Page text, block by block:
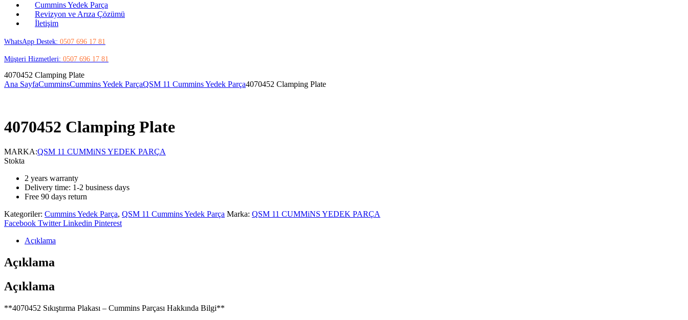
Cummins Yedek Parça
Revizyon ve Arıza Çözümü
İletişim
WhatsApp Destek: 0507 696 17 81
Müşteri Hizmetleri: 0507 696 17 81
4070452 Clamping Plate
Ana SayfaCumminsCummins Yedek ParçaQSM 11 Cummins Yedek Parça4070452 Clamping Plate
4070452 Clamping Plate
MARKA:QSM 11 CUMMiNS YEDEK PARÇA
Stokta
2 years warranty
Delivery time: 1-2 business days
Free 90 days return
Kategoriler: Cummins Yedek Parça, QSM 11 Cummins Yedek Parça Marka: QSM 11 CUMMiNS YEDEK PARÇA
Share:
Facebook Twitter Linkedin Pinterest
Açıklama
Açıklama
Açıklama
**4070452 Sıkıştırma Plakası – Cummins Parçası Hakkında Bilgi**